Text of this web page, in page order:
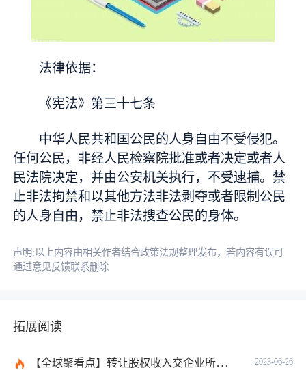
法律依据：
《宪法》第三十七条
中华人民共和国公民的人身自由不受侵犯。
任何公民，非经人民检察院批准或者决定或者人
民法院决定，并由公安机关执行，不受逮捕。禁
止非法拘禁和以其他方法非法剥夺或者限制公民
的人身自由，禁止非法搜查公民的身体。
声明:以上内容由相关作者结合政策法规整理发布，若内容有误可
通过意见反馈联系删除
拓展阅读
2023-06-26
【全球聚看点】转让股权收入交企业所得税吗？企业所得税征税原则是什么？